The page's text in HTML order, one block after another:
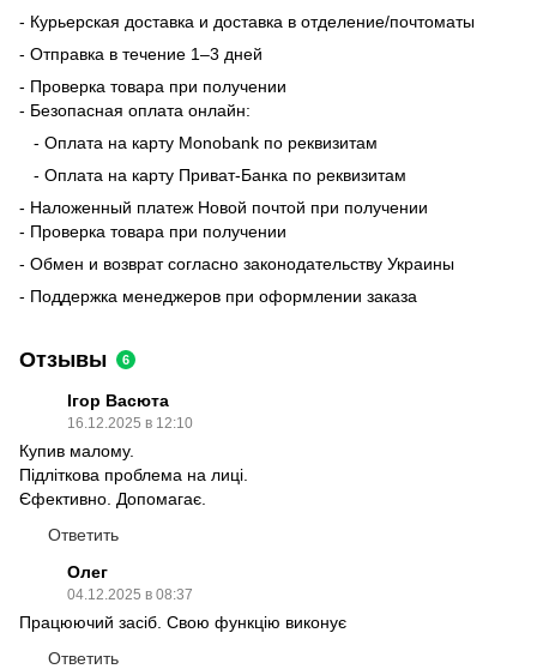
- Курьерская доставка и доставка в отделение/почтоматы
- Отправка в течение 1–3 дней
- Проверка товара при получении
- Безопасная оплата онлайн:
- Оплата на карту Monobank по реквизитам
- Оплата на карту Приват-Банка по реквизитам
- Наложенный платеж Новой почтой при получении
- Проверка товара при получении
- Обмен и возврат согласно законодательству Украины
- Поддержка менеджеров при оформлении заказа
Отзывы 6
Ігор Васюта
16.12.2025 в 12:10
Купив малому.
Підліткова проблема на лиці.
Єфективно. Допомагає.
Ответить
Олег
04.12.2025 в 08:37
Працюючий засіб. Свою функцію виконує
Ответить